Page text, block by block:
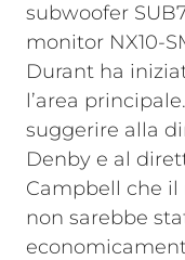
subwoofer
monitor NX10-
Durant ha
l’area
suggerire alla
Denby e al
Campbell che
non sarebbe